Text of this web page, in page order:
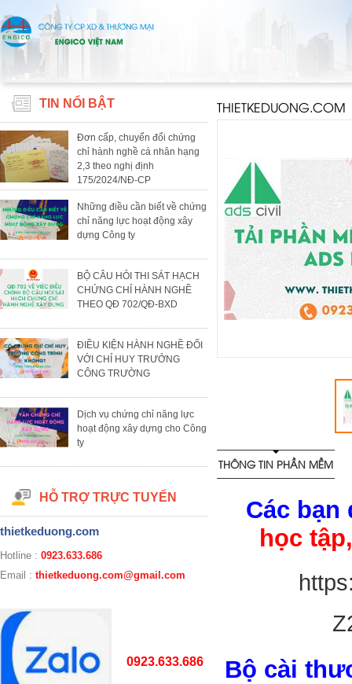
TIN NỔI BẬT
Đơn cấp, chuyển đổi chứng
chỉ hành nghề cá nhân hạng
2,3 theo nghị định
175/2024/NĐ-CP
Những điều cần biết về chứng
chỉ năng lực hoạt động xây
dựng Công ty
BỘ CÂU HỎI THI SÁT HẠCH
CHỨNG CHỈ HÀNH NGHỀ
THEO QĐ 702/QĐ-BXD
ĐIỀU KIỆN HÀNH NGHỀ ĐỐI
VỚI CHỈ HUY TRƯỞNG
CÔNG TRƯỜNG
Dịch vụ chứng chỉ năng lực
hoạt động xây dựng cho Công
ty
HỖ TRỢ TRỰC TUYẾN
thietkeduong.com
Hotline : 0923.633.686
Email : thietkeduong.com@gmail.com
0923.633.686
THIETKEDUONG.COM
THÔNG TIN PHẦN MỀM
Các
học
Bộ cài